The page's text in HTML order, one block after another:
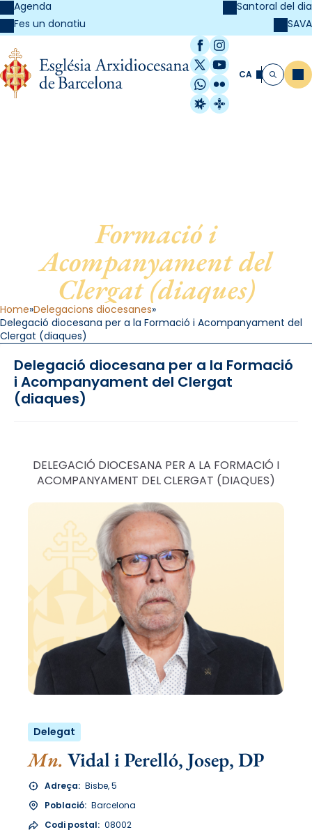
Agenda
Fes un donatiu
Santoral del dia
SAVA
Facebook
Instagram
X / Twitter
YouTube
WhatsApp
Flickr
Radio Estel
Catalunya
CA Cerca
Formació i
Acompanyament del
Clergat (diaques)
Home Delegacions diocesanes
Delegació diocesana per a la Formació i Acompanyament del
Clergat (diaques)
Delegació diocesana per a la Formació
i Acompanyament del Clergat
(diaques)
DELEGACIÓ DIOCESANA PER A LA FORMACIÓ I
ACOMPANYAMENT DEL CLERGAT (DIAQUES)
Delegat
Mn. Vidal i Perelló, Josep, DP
Adreça: Bisbe, 5
Població: Barcelona
Codi postal: 08002